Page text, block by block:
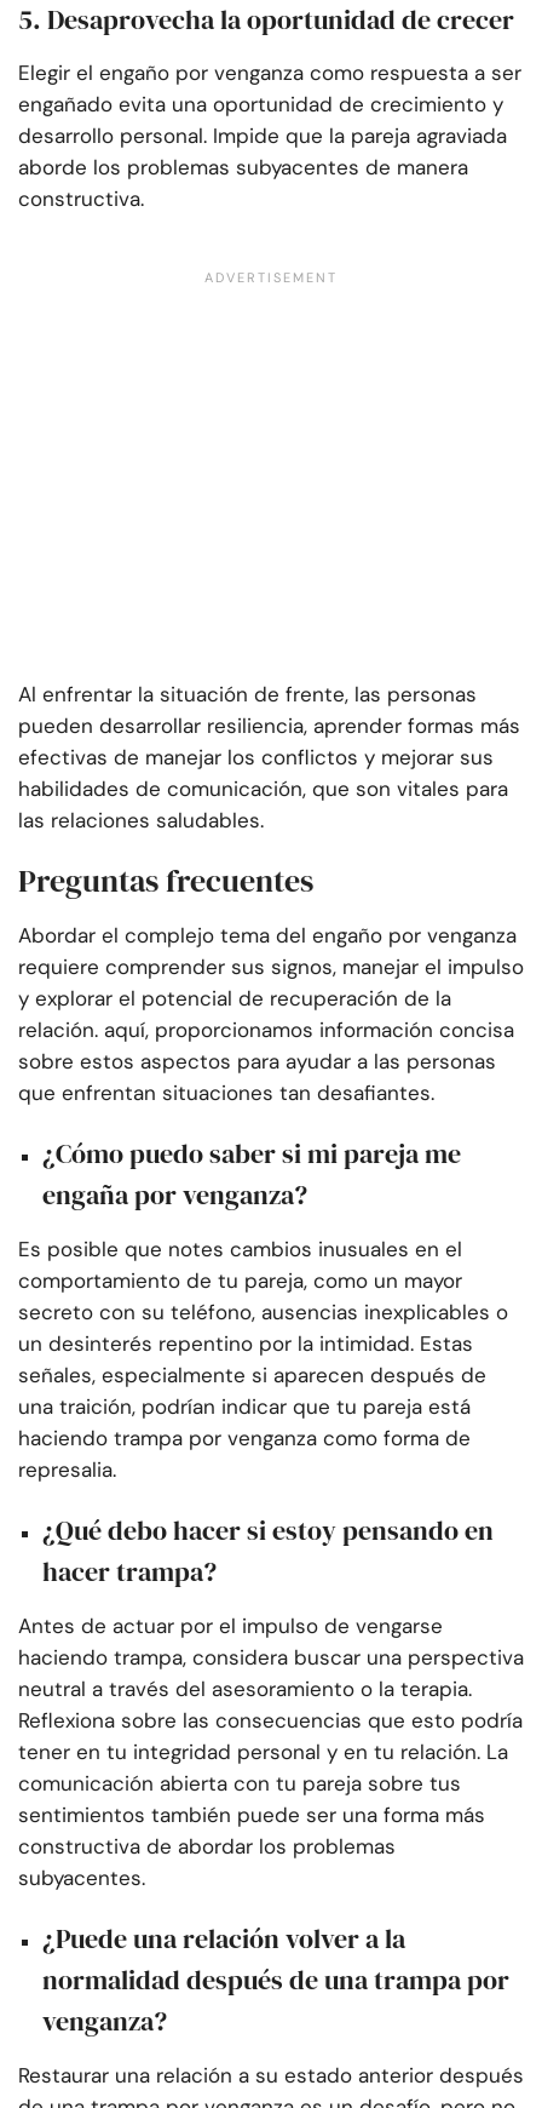
5. Desaprovecha la oportunidad de crecer
Elegir el engaño por venganza como respuesta a ser
engañado evita una oportunidad de crecimiento y
desarrollo personal. Impide que la pareja agraviada
aborde los problemas subyacentes de manera
constructiva.
Al enfrentar la situación de frente, las personas
pueden desarrollar resiliencia, aprender formas más
efectivas de manejar los conflictos y mejorar sus
habilidades de comunicación, que son vitales para
las relaciones saludables.
Preguntas frecuentes
Abordar el complejo tema del engaño por venganza
requiere comprender sus signos, manejar el impulso
y explorar el potencial de recuperación de la
relación. aquí, proporcionamos información concisa
sobre estos aspectos para ayudar a las personas
que enfrentan situaciones tan desafiantes.
¿Cómo puedo saber si mi pareja me
engaña por venganza?
Es posible que notes cambios inusuales en el
comportamiento de tu pareja, como un mayor
secreto con su teléfono, ausencias inexplicables o
un desinterés repentino por la intimidad. Estas
señales, especialmente si aparecen después de
una traición, podrían indicar que tu pareja está
haciendo trampa por venganza como forma de
represalia.
¿Qué debo hacer si estoy pensando en
hacer trampa?
Antes de actuar por el impulso de vengarse
haciendo trampa, considera buscar una perspectiva
neutral a través del asesoramiento o la terapia.
Reflexiona sobre las consecuencias que esto podría
tener en tu integridad personal y en tu relación. La
comunicación abierta con tu pareja sobre tus
sentimientos también puede ser una forma más
constructiva de abordar los problemas
subyacentes.
¿Puede una relación volver a la
normalidad después de una trampa por
venganza?
Restaurar una relación a su estado anterior después